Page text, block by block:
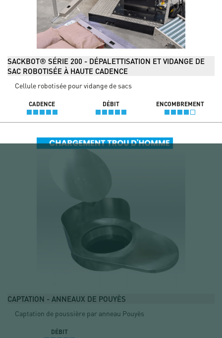
SACKBOT® SÉRIE 200 - DÉPALETTISATION ET VIDANGE DE
SAC ROBOTISÉE À HAUTE CADENCE
Cellule robotisée pour vidange de sacs
CADENCE DÉBIT ENCOMBREMENT
CAPTATION - ANNEAUX DE POUYÈS
Captation de poussière par anneau Pouyès
DÉBIT